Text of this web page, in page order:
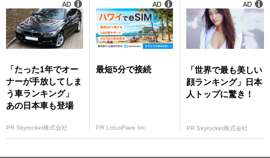
「たった1年でオー
ナーが手放してしま
う車ランキング」
あの日本車も登場
PR Skyrocket株式会社
AD
最短5分で接続
PR LotusFlare Inc
AD
「世界で最も美しい
顔ランキング」日本
人トップに驚き！
PR Skyrocket株式会社
AD